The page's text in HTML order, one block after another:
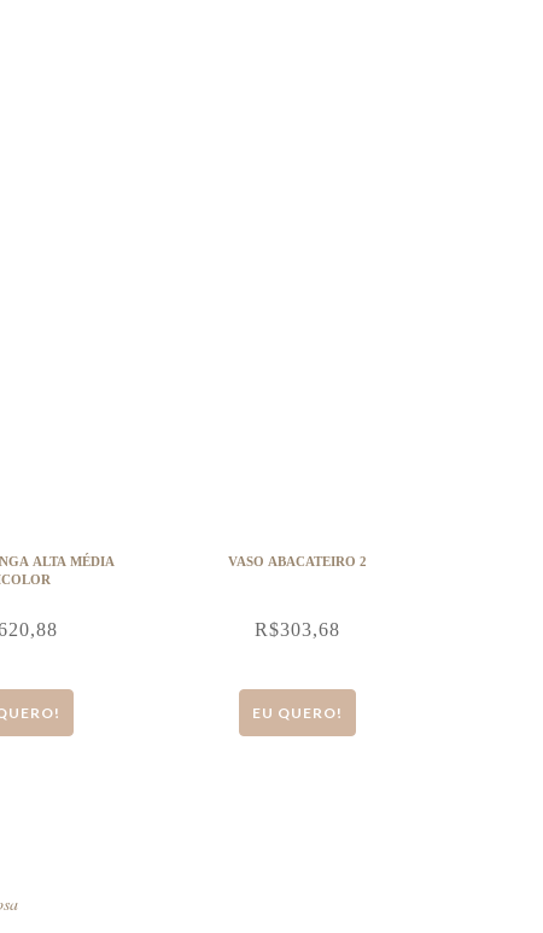
ALTA MÉDIA
VASO ABACATEIRO 2
R$303,68
EU QUERO!